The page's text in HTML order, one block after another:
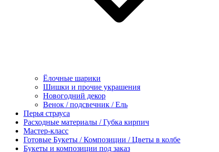
Ёлочные шарики
Шишки и прочие украшения
Новогодний декор
Венок / подсвечник / Ель
Перья страуса
Расходные материалы / Губка кирпич
Мастер-класс
Готовые Букеты / Композиции / Цветы в колбе
Букеты и композиции под заказ